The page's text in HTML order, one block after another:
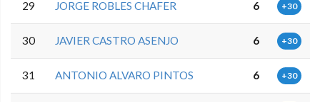
29 JORGE ROBLES CHAFER 6 +30
30 JAVIER CASTRO ASENJO 6 +30
31 ANTONIO ALVARO PINTOS 6 +30